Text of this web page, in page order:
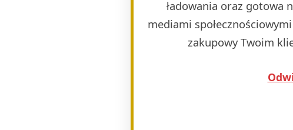
ładowania oraz gotowa
mediami
zakupowy Twoim